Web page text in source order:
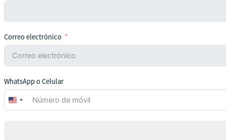
Correo electrónico
WhatsApp o Celular
United
States